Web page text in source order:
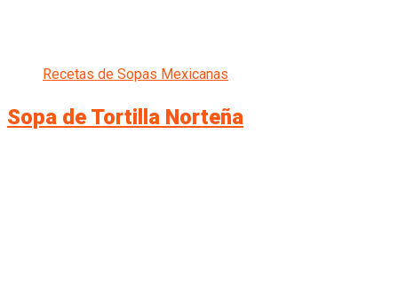
Recetas de Sopas Mexicanas
Sopa de Tortilla Norteña